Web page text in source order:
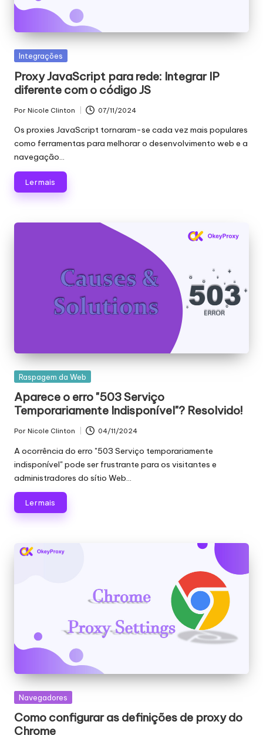
Publicado
Integrações
Proxy JavaScript para rede: Integrar IP
diferente com o código JS
Publicado
por
Por Nicole Clinton 07/11/2024
Os proxies JavaScript tornaram-se cada vez mais populares
como ferramentas para melhorar o desenvolvimento web e a
navegação...
Ler mais
Publicado
Raspagem da Web
Aparece o erro "503 Serviço
Temporariamente Indisponível"? Resolvido!
Publicado
por
Por Nicole Clinton 04/11/2024
A ocorrência do erro "503 Serviço temporariamente
indisponível" pode ser frustrante para os visitantes e
administradores do sítio Web...
Ler mais
Publicado
Navegadores
Como configurar as definições de proxy do
Chrome